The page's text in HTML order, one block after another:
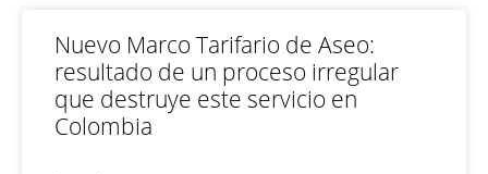
Nuevo Marco Tarifario de Aseo:
resultado de un proceso irregular
que destruye este servicio en
Colombia